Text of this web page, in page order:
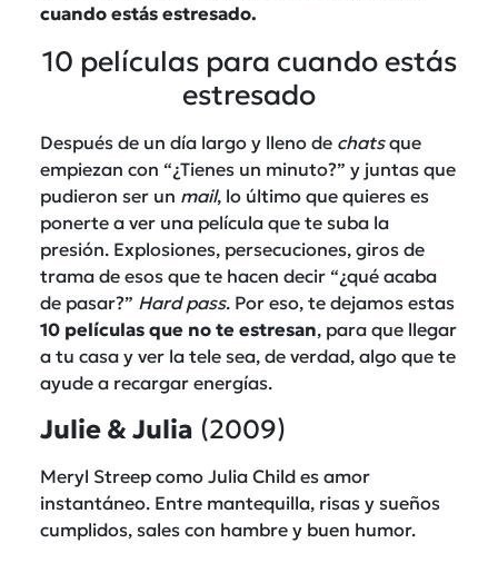
cuando estás estresado.
10 películas para cuando estás
estresado
Después de un día largo y lleno de chatsque
empiezan con “¿Tienes un minuto?” y juntas que
pudieron ser un mail, lo último que quieres es
ponerte a ver una película que te suba la
presión. Explosiones, persecuciones, giros de
trama de esos que te hacen decir “¿qué acaba
de pasar?” Hard pass. Por eso, te dejamos estas
10 películas que no te estresan, para que llegar
a tu casa y ver la tele sea, de verdad, algo que te
ayude a recargar energías.
Julie & Julia (2009)
Meryl Streep como Julia Child es amor
instantáneo. Entre mantequilla, risas y sueños
cumplidos, sales con hambre y buen humor.